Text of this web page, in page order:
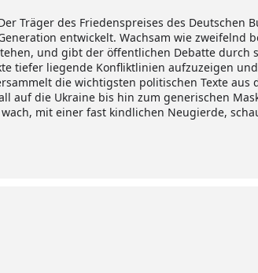
Träger des Friedenspreises des Deutschen
entwickelt. Wachsam wie zweifelnd
und gibt der öffentlichen Debatte durch
tiefer liegende Konfliktlinien aufzuzeigen
die wichtigsten politischen Texte aus
auf die Ukraine bis hin zum generischen
mit einer fast kindlichen Neugierde,